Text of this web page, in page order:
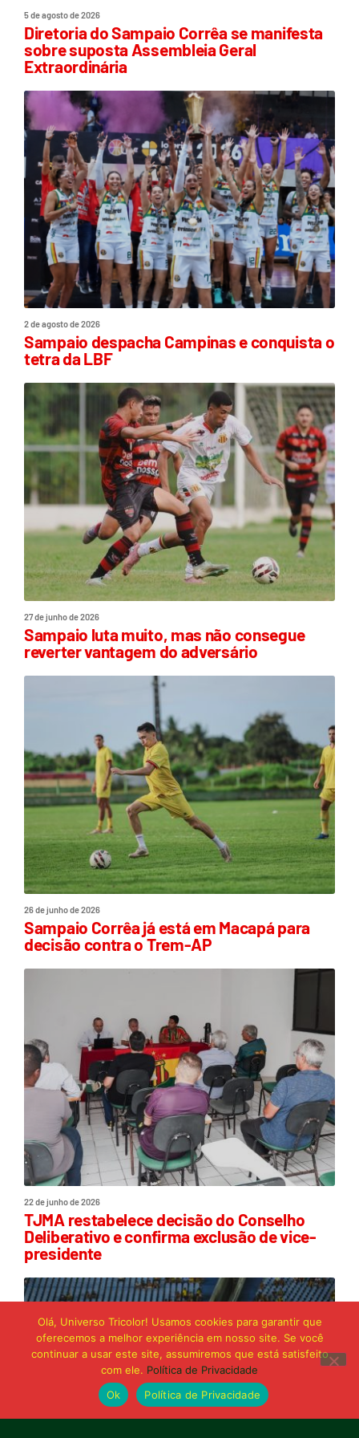
5 de agosto de 2026
Diretoria do Sampaio Corrêa se manifesta
sobre suposta Assembleia Geral
Extraordinária
2 de agosto de 2026
Sampaio despacha Campinas e conquista o
tetra da LBF
27 de junho de 2026
Sampaio luta muito, mas não consegue
reverter vantagem do adversário
26 de junho de 2026
Sampaio Corrêa já está em Macapá para
decisão contra o Trem-AP
22 de junho de 2026
TJMA restabelece decisão do Conselho
Deliberativo e confirma exclusão de vice-
presidente
Olá, Universo Tricolor! Usamos cookies para garantir que
oferecemos a melhor experiência em nosso site. Se você
continuar a usar este site, assumiremos que está satisfeito
com ele. Política de Privacidade
Ok
Política de Privacidade